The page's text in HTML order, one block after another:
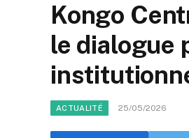
Kongo
le dialogue
ACTUALITÉ 25/05/2026